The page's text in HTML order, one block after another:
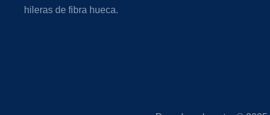
hileras de fibra hueca.